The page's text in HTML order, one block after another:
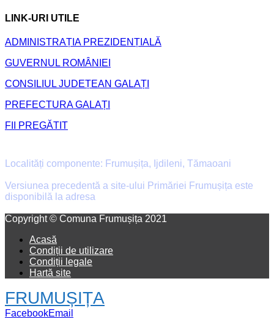
LINK-URI UTILE
ADMINISTRAȚIA PREZIDENȚIALĂ
GUVERNUL ROMÂNIEI
CONSILIUL JUDEȚEAN GALAȚI
PREFECTURA GALAȚI
FII PREGĂTIT
Localități componente: Frumușița, Ijdileni, Tămaoani
Versiunea precedentă a site-ului Primăriei Frumușița este
disponibilă la adresa
Copyright © Comuna Frumușița 2021
Acasă
Condiții de utilizare
Condiții legale
Hartă site
FRUMUȘIȚA
FacebookEmail